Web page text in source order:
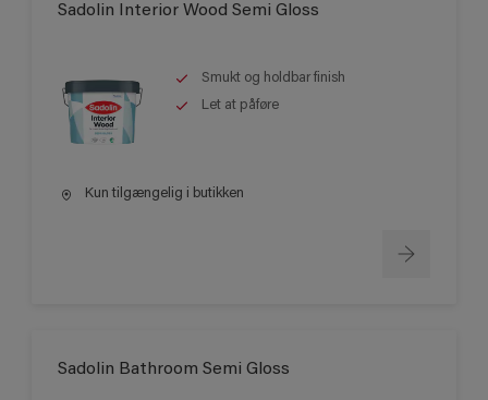
Sadolin Interior Wood Semi Gloss
Smukt og holdbar finish
Let at påføre
Kun tilgængelig i butikken
Sadolin Bathroom Semi Gloss